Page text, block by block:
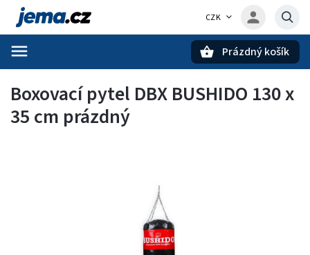
CZK
Prázdný košík
Boxovací pytel DBX BUSHIDO 130 x
35 cm prázdný